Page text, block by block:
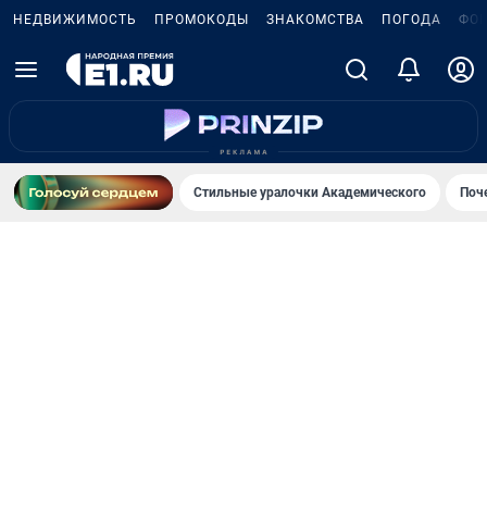
НЕДВИЖИМОСТЬ ПРОМОКОДЫ ЗНАКОМСТВА ПОГОДА
Стильные уралочки Академического